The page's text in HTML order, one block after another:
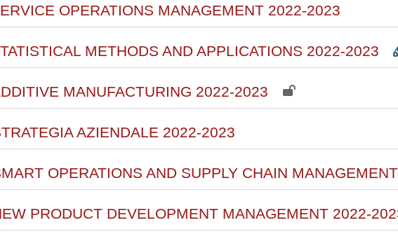
OPERATIONS MANAGEMENT 2022-2023
METHODS AND APPLICATIONS 2022-2023
MANUFACTURING 2022-2023
AZIENDALE 2022-2023
OPERATIONS AND SUPPLY CHAIN
PRODUCT DEVELOPMENT MANAGEMENT 2022-